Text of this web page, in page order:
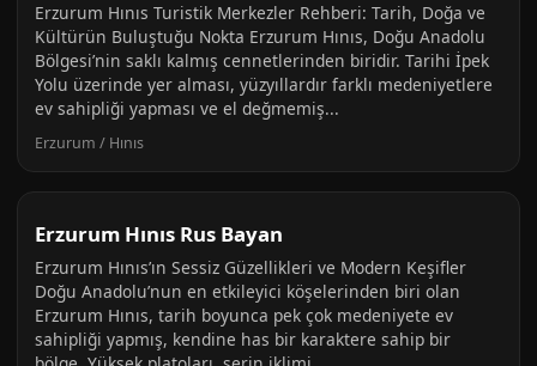
Erzurum Hınıs Turistik Merkezler Rehberi: Tarih, Doğa ve
Kültürün Buluştuğu Nokta Erzurum Hınıs, Doğu Anadolu
Bölgesi’nin saklı kalmış cennetlerinden biridir. Tarihi İpek
Yolu üzerinde yer alması, yüzyıllardır farklı medeniyetlere
ev sahipliği yapması ve el değmemiş...
Erzurum / Hınıs
Erzurum Hınıs Rus Bayan
Erzurum Hınıs’ın Sessiz Güzellikleri ve Modern Keşifler
Doğu Anadolu’nun en etkileyici köşelerinden biri olan
Erzurum Hınıs, tarih boyunca pek çok medeniyete ev
sahipliği yapmış, kendine has bir karaktere sahip bir